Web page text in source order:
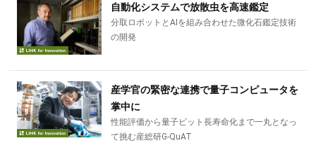
自動化システムで放散虫を高速鑑定
分取ロボットとAIを組み合わせた微化石鑑定技術
の開発
産学官の緊密な連携で量子コンピュータを
掌中に
性能評価から量子ビット長寿命化まで一丸となっ
て挑む産総研G-QuAT